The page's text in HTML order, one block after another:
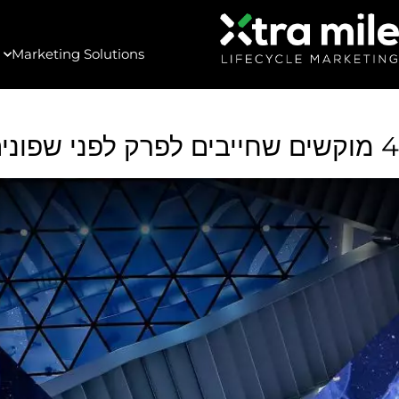
Marketing Solutions
4 מוקשים שחייבים לפרק לפני שפונים למיקור חוץ